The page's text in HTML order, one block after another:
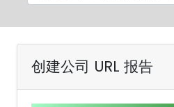
创建公司 URL 报告